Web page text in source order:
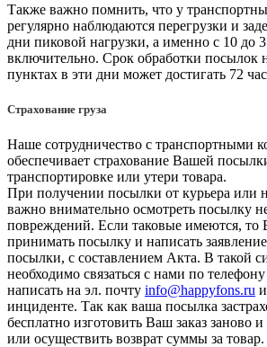
Также важно помнить, что у
регулярно наблюдаются перегрузки и
дни пиковой нагрузки, а именно с 10 до
включительно. Срок обработки посылок
пунктах в эти дни может достигать 72
Страхование груза
Наше сотрудничество с транспортными
обеспечивает страхование Вашей
транспортировке или утери товара.
При получении посылки от курьера или
важно внимательно осмотреть посылку
повреждений. Если таковые имеются, то
принимать посылку и написать заявление
посылки, с составлением Акта. В такой
необходимо связаться с нами по
написать на эл. почту info@happyfons.ru
инциденте. Так как ваша посылка
бесплатно изготовить Ваш заказ заново
или осуществить возврат суммы за товар.